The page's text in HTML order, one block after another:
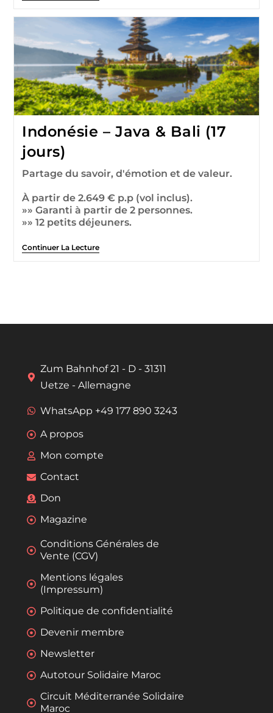
Indonésie – Java & Bali (17
jours)
Partage du savoir, d'émotion et de valeur.
À partir de 2.649 € p.p (vol inclus).
»» Garanti à partir de 2 personnes.
»» 12 petits déjeuners.
Continuer La Lecture
Zum Bahnhof 21 - D - 31311
Uetze - Allemagne
WhatsApp +49 177 890 3243
A propos
Mon compte
Contact
Don
Magazine
Conditions Générales de
Vente (CGV)
Mentions légales
(Impressum)
Politique de confidentialité
Devenir membre
Newsletter
Autotour Solidaire Maroc
Circuit Méditerranée Solidaire
Maroc